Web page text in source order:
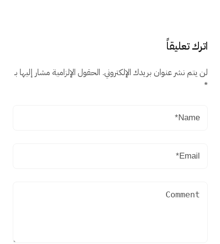
اترك تعليقاً
لن يتم نشر عنوان بريدك الإلكتروني. الحقول الإلزامية مشار إليها بـ
*